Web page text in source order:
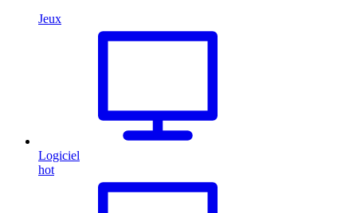
Jeux
Logiciel
hot